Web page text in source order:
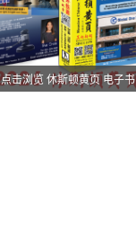
点击浏览 休斯顿黄页 电子书